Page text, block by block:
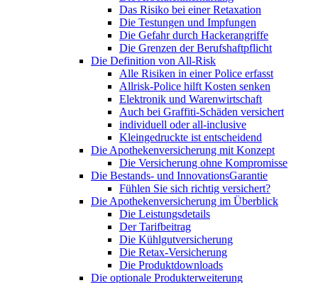
Das Risiko bei einer Retaxation
Die Testungen und Impfungen
Die Gefahr durch Hackerangriffe
Die Grenzen der Berufshaftpflicht
Die Definition von All-Risk
Alle Risiken in einer Police erfasst
Allrisk-Police hilft Kosten senken
Elektronik und Warenwirtschaft
Auch bei Graffiti-Schäden versichert
individuell oder all-inclusive
Kleingedruckte ist entscheidend
Die Apothekenversicherung mit Konzept
Die Versicherung ohne Kompromisse
Die Bestands- und InnovationsGarantie
Fühlen Sie sich richtig versichert?
Die Apothekenversicherung im Überblick
Die Leistungsdetails
Der Tarifbeitrag
Die Kühlgutversicherung
Die Retax-Versicherung
Die Produktdownloads
Die optionale Produkterweiterung